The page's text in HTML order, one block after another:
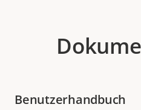
Benutzerhandbuch